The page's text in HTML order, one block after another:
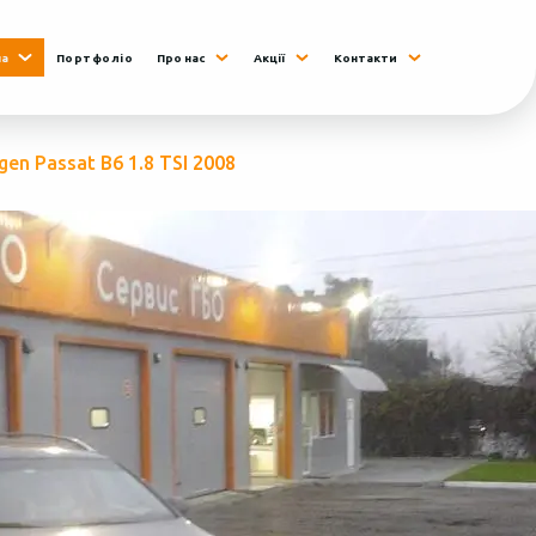
Портфоліо Про нас Акції Контакти
Passat B6 1.8 TSI 2008